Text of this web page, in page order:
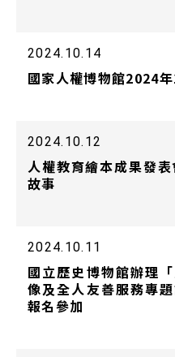
2024.10.14
國家人權博物館2024
2024.10.12
人權教育繪本成果發
故事
2024.10.11
國立歷史博物館辦理
像及全人友善服務專
報名參加